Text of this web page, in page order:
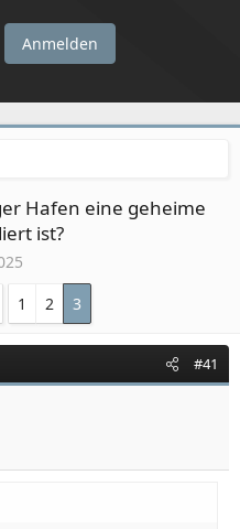
Anmelden
Hafen eine geheime
ist?
1 2 3
#41